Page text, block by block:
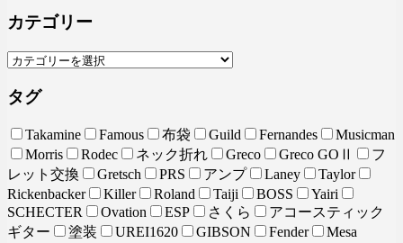
カテゴリー
タグ
Takamine Famous 布袋 Guild Fernandes
Musicman
Morris
Rodec ネック折れ Greco Greco GOⅡ
フ
レット交換
Gretsch PRS アンプ Laney
Taylor
Rickenbacker
Killer Roland Taiji BOSS
Yairi
SCHECTER
Ovation ESP さくら
アコースティック
ギター
塗装 UREI1620 GIBSON Fender
Mesa